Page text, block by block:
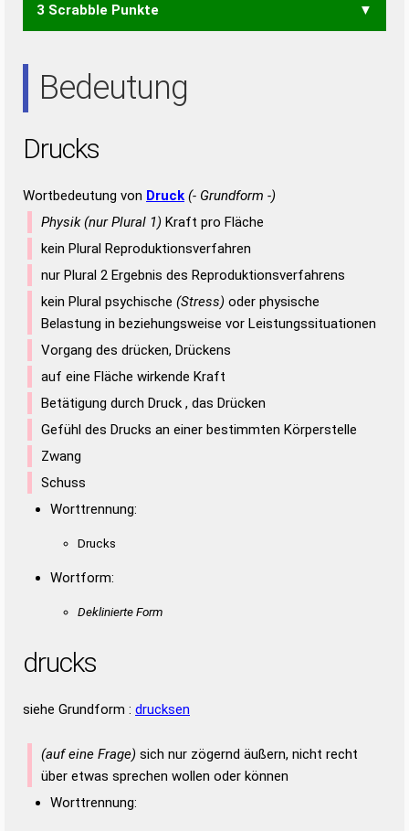
CDS CDU CRU CSU DRK
3 Scrabble Punkte
Bedeutung
Drucks
Wortbedeutung von Druck (- Grundform -)
Physik (nur Plural 1) Kraft pro Fläche
kein Plural Reproduktionsverfahren
nur Plural 2 Ergebnis des Reproduktionsverfahrens
kein Plural psychische (Stress) oder physische
Belastung in beziehungsweise vor Leistungssituationen
Vorgang des drücken, Drückens
auf eine Fläche wirkende Kraft
Betätigung durch Druck , das Drücken
Gefühl des Drucks an einer bestimmten Körperstelle
Zwang
Schuss
Worttrennung:
Drucks
Wortform:
Deklinierte Form
drucks
siehe Grundform : drucksen
(auf eine Frage) sich nur zögernd äußern, nicht recht
über etwas sprechen wollen oder können
Worttrennung: